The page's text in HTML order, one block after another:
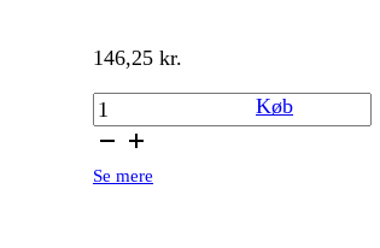
146,25 kr.
Suzuki
skilt
Køb
Se mere